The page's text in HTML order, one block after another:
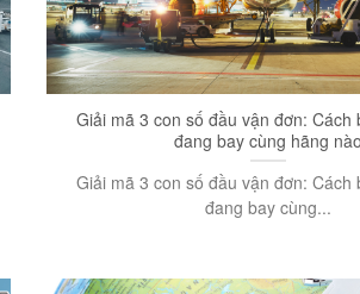
Giải mã 3 con số đầu vận đơn: Cách
đang bay cùng hãng nào
Giải mã 3 con số đầu vận đơn: Cách
đang bay cùng...